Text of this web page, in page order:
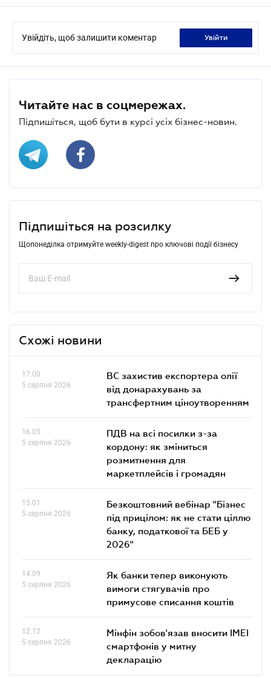
Увійдіть, щоб залишити коментар увійти
Читайте нас в соцмережах.
Підпишіться, щоб бути в курсі усіх бізнес-новин.
Підпишіться на розсилку
Щопонеділка отримуйте weekly-digest про ключові події бізнесу
Схожі новини
17.00
5 серпня 2026
ВС захистив експортера олії
від донарахувань за
трансфертним ціноутворенням
16.05
5 серпня 2026
ПДВ на всі посилки з-за
кордону: як зміниться
розмитнення для
маркетплейсів і громадян
15.01
5 серпня 2026
Безкоштовний вебінар "Бізнес
під прицілом: як не стати ціллю
банку, податкової та БЕБ у
2026"
14.09
5 серпня 2026
Як банки тепер виконують
вимоги стягувачів про
примусове списання коштів
12.12
5 серпня 2026
Мінфін зобов'язав вносити IMEI
смартфонів у митну
декларацію